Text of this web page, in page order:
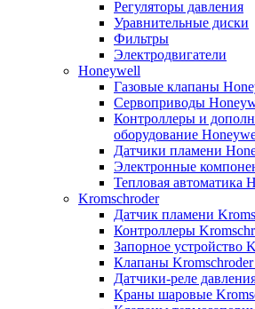
Регуляторы давления
Уравнительные диски
Фильтры
Электродвигатели
Honeywell
Газовые клапаны
Сервоприводы
Контроллеры и
оборудование
Датчики пламени
Электронные
Тепловая автоматика
Kromschroder
Датчик пламени
Контроллеры
Запорное устройство
Клапаны
Датчики-реле
Краны шаровые